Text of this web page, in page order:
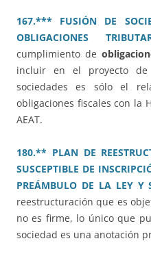
167.*** FUSIÓN DE
OBLIGACIONES
cumplimiento de
incluir en el proyecto de
sociedades es sólo el
obligaciones fiscales con la
AEAT.
180.** PLAN DE
SUSCEPTIBLE DE
PREÁMBULO DE LA LEY Y
reestructuración que es
no es firme, lo único que
sociedad es una anotación